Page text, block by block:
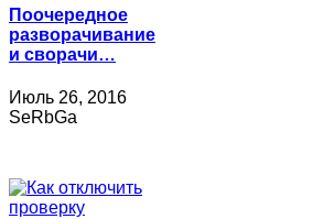
Поочередное
разворачивание
и сворачи…
Июль 26, 2016
SeRbGa